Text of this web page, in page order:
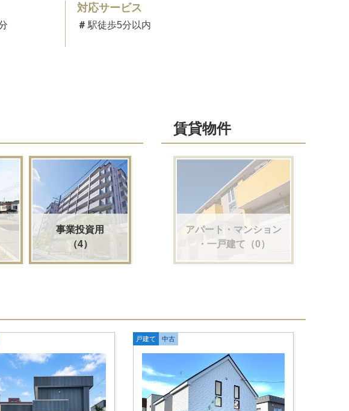
対応サービス
駅徒歩5分以内
事業投資用
（4）
賃貸物件
アパート・マンション
・一戸建て（0）
戸建て 中古